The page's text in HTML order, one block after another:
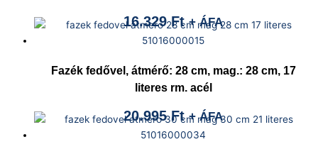
16.329Ft + ÁFA
Fazék fedővel, átmérő: 28 cm, mag.: 28 cm, 17
literes rm. acél
20.995Ft + ÁFA